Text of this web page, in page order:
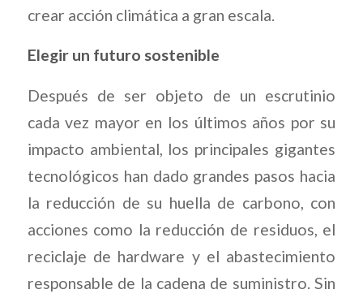
crear acción climática a gran escala.
Elegir un futuro sostenible
Después de ser objeto de un escrutinio
cada vez mayor en los últimos años por su
impacto ambiental, los principales gigantes
tecnológicos han dado grandes pasos hacia
la reducción de su huella de carbono, con
acciones como la reducción de residuos, el
reciclaje de hardware y el abastecimiento
responsable de la cadena de suministro. Sin